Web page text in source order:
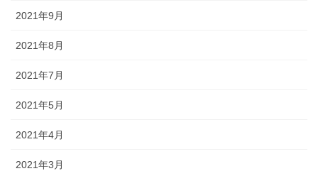
2021年9月
2021年8月
2021年7月
2021年5月
2021年4月
2021年3月